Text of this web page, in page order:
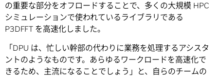
の重要な部分をオフロードすることで、多くの大規模 HPC
シミュレーションで使われているライブラリである
P3DFFT を高速化しました。
「DPU は、忙しい幹部の代わりに業務を処理するアシスタ
ントのようなものです。あらゆるワークロードを高速化で
きるため、主流になることでしょう」と、自らのチームの